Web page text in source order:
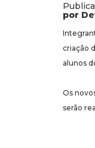
por
criação
alunos
Os
serão